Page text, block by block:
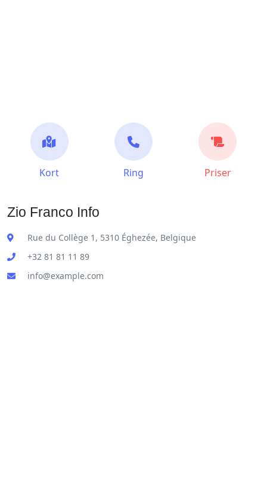
Kort Ring Priser
Zio Franco Info
Rue du Collège 1, 5310 Éghezée, Belgique
+32 81 81 11 89
info@example.com